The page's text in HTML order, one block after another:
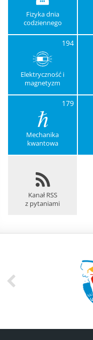
Fizyka dnia
codziennego
194
Elektryczność i
magnetyzm
179
Mechanika
kwantowa
Kanał RSS
z pytaniami